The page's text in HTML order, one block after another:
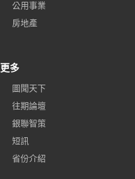
公用事業
房地產
更多
圖聞天下
往期論壇
銀聯智策
短訊
省份介紹